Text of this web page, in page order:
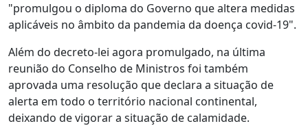
"promulgou o diploma do Governo que altera medidas
aplicáveis no âmbito da pandemia da doença covid-19".
Além do decreto-lei agora promulgado, na última
reunião do Conselho de Ministros foi também
aprovada uma resolução que declara a situação de
alerta em todo o território nacional continental,
deixando de vigorar a situação de calamidade.